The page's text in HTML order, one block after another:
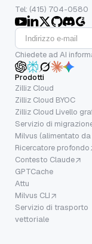
Tel: (415) 704-0580
Chiedete ad AI
Prodotti
Zilliz Cloud
Zilliz Cloud BYOC
Zilliz Cloud Livello
Servizio di
Milvus (alimentato da
Ricercatore profondo
Contesto Claude
GPTCache
Attu
Milvus CLI
Servizio di trasporto
vettoriale